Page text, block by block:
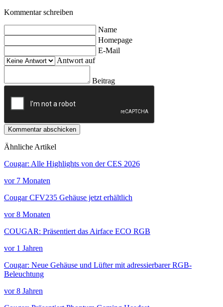
Kommentar schreiben
Name
Homepage
E-Mail
Antwort auf
Beitrag
Kommentar abschicken
Ähnliche Artikel
Cougar: Alle Highlights von der CES 2026
vor 7 Monaten
Cougar CFV235 Gehäuse jetzt erhältlich
vor 8 Monaten
COUGAR: Präsentiert das Airface ECO RGB
vor 1 Jahren
Cougar: Neue Gehäuse und Lüfter mit adressierbarer RGB-
Beleuchtung
vor 8 Jahren